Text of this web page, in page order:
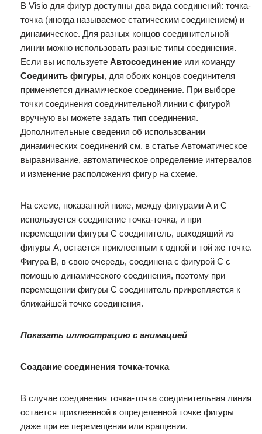
В Visio для фигур доступны два вида соединений: точка-
точка (иногда называемое статическим соединением) и
динамическое. Для разных концов соединительной
линии можно использовать разные типы соединения.
Если вы используете Автосоединение или команду
Соединить фигуры, для обоих концов соединителя
применяется динамическое соединение. При выборе
точки соединения соединительной линии с фигурой
вручную вы можете задать тип соединения.
Дополнительные сведения об использовании
динамических соединений см. в статье Автоматическое
выравнивание, автоматическое определение интервалов
и изменение расположения фигур на схеме.
На схеме, показанной ниже, между фигурами A и C
используется соединение точка-точка, и при
перемещении фигуры C соединитель, выходящий из
фигуры A, остается приклеенным к одной и той же точке.
Фигура B, в свою очередь, соединена с фигурой C с
помощью динамического соединения, поэтому при
перемещении фигуры C соединитель прикрепляется к
ближайшей точке соединения.
Показать иллюстрацию с анимацией
Создание соединения точка-точка
В случае соединения точка-точка соединительная линия
остается приклеенной к определенной точке фигуры
даже при ее перемещении или вращении.